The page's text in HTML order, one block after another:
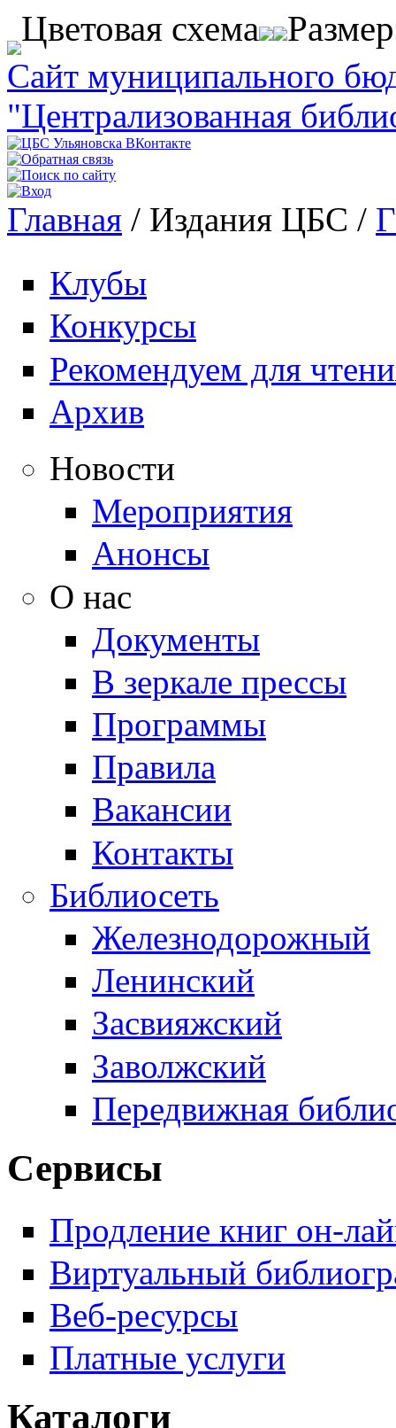
Перейти к основному содержанию
Цветовая схема
Сайт муниципального
"Централизованная
Вы здесь
Главная / Издания ЦБС /
Клубы
Конкурсы
Рекомендуем для
Архив
Новости
Мероприятия
Анонсы
О нас
Документы
В зеркале прессы
Программы
Правила
Вакансии
Контакты
Библиосеть
Железнодорожный
Ленинский
Засвияжский
Заволжский
Передвижная
Сервисы
Продление книг он-
Виртуальный
Веб-ресурсы
Платные услуги
Каталоги